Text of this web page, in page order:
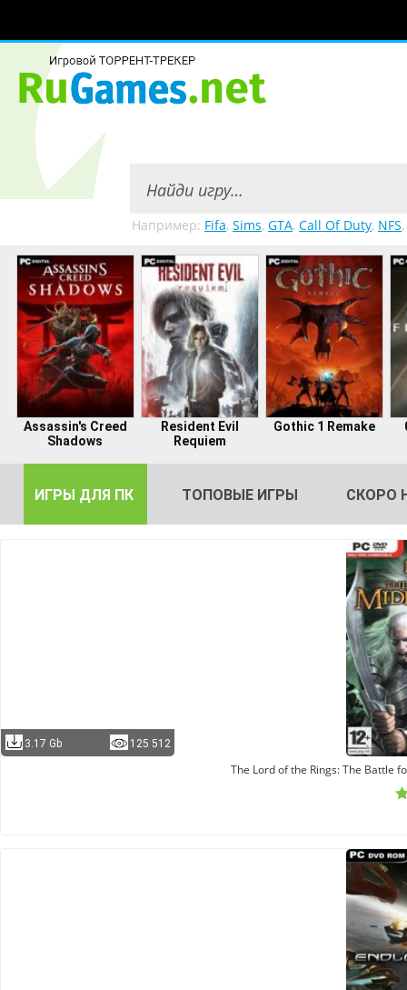
Например: Fifa, Sims, GTA, Call Of Duty, NFS,
Assassin's Creed
Shadows
Resident Evil
Requiem
Gothic 1 Remake
ИГРЫ ДЛЯ ПК ТОПОВЫЕ ИГРЫ СКОРО
3.17 Gb 125 512
The Lord of the Rings: The Battle